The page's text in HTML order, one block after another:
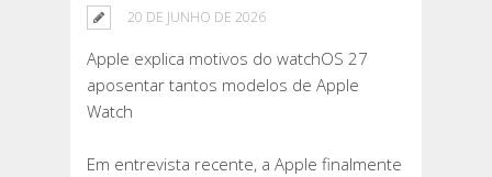
20 DE JUNHO DE 2026
Apple explica motivos do watchOS 27
aposentar tantos modelos de Apple
Watch
Em entrevista recente, a Apple finalmente